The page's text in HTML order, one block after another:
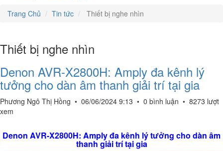
Trang Chủ
Tin tức Thiết bị nghe nhìn
Thiết bị nghe nhìn
Denon AVR-X2800H: Amply đa kênh lý
tưởng cho dàn âm thanh giải trí tại gia
Phương Ngô Thị Hồng • 06/06/2024 9:13 • 0 bình luận • 8273 lượt
xem
Denon AVR-X2800H: Amply đa kênh lý tưởng cho dàn âm
thanh giải trí tại gia